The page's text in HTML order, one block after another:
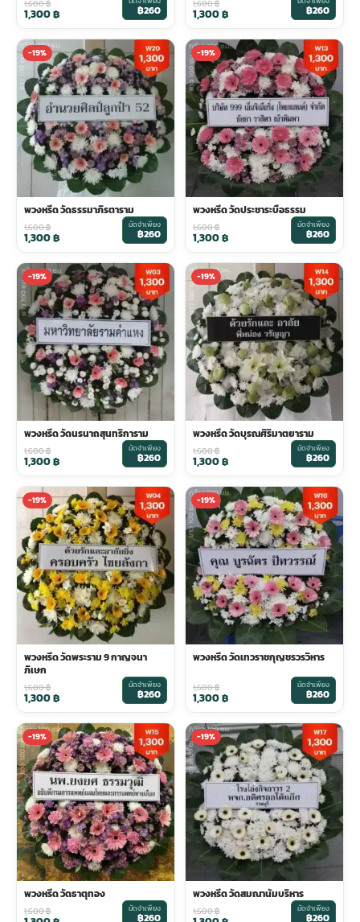
1,600฿
1,300฿ ฿260 1,600฿
1,300฿ ฿260
-19%
พวงหรีด วัดธรรมาภิรตาราม
1,600฿
1,300฿
มัดจำเพียง
฿260
-19%
พวงหรีด วัดประชาระบือธรรม
1,600฿
1,300฿
มัดจำเพียง
฿260
-19%
พวงหรีด วัดนรนาถสุนทริการาม
1,600฿
1,300฿
มัดจำเพียง
฿260
-19%
พวงหรีด วัดบุรณศิริมาตยาราม
1,600฿
1,300฿
มัดจำเพียง
฿260
-19%
พวงหรีด วัดพระราม 9 กาญจนา
ภิเษก
1,600฿
1,300฿
มัดจำเพียง
฿260
-19%
พวงหรีด วัดเทวราชกุญชรวรวิหาร
1,600฿
1,300฿
มัดจำเพียง
฿260
-19%
พวงหรีด วัดธาตุทอง
1,600฿ มัดจำเพียง
฿260
-19%
พวงหรีด วัดสมณานัมบริหาร
1,600฿ มัดจำเพียง
฿260